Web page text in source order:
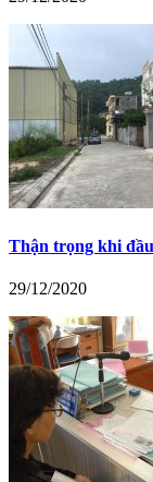
Thận trọng khi
29/12/2020